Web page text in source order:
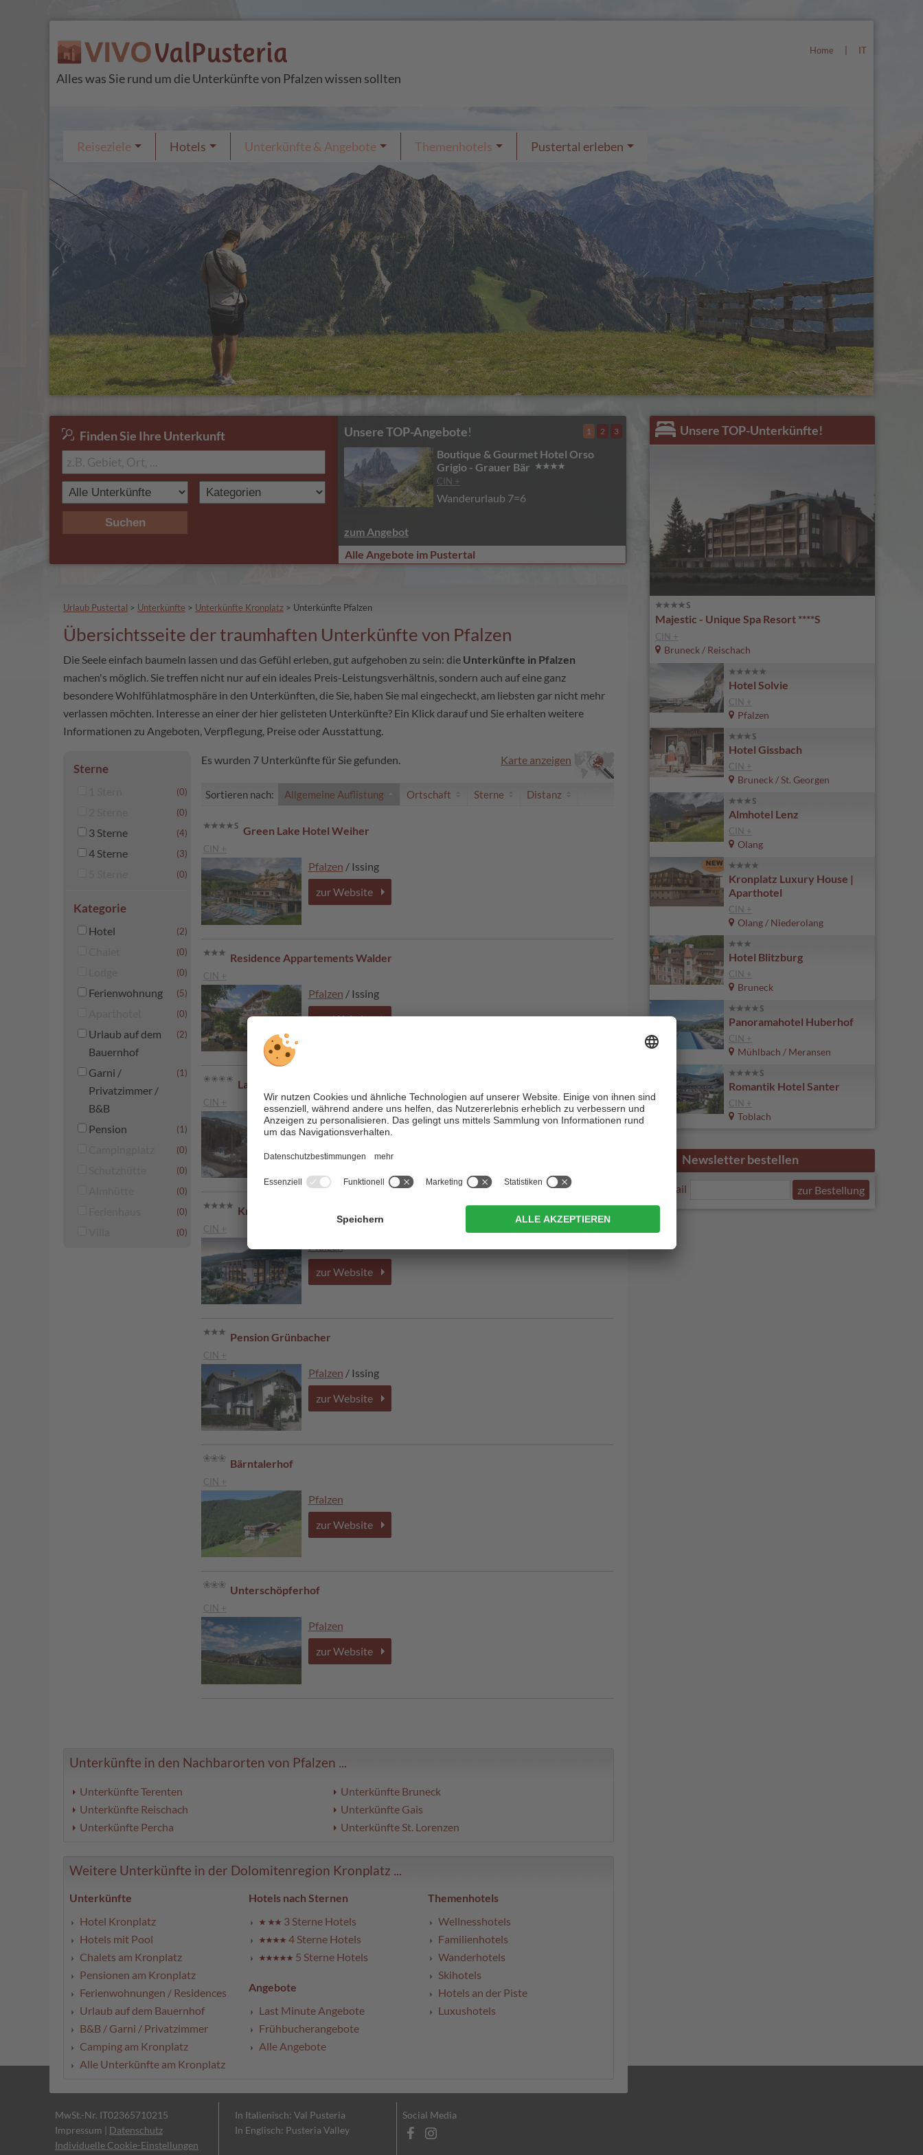
Home IT
Alles was Sie rund um die Unterkünfte von Pfalzen wissen sollten
Finden Sie Ihre Unterkunft
Suchen
Unsere TOP-Angebote!
Boutique & Gourmet Hotel Orso
Grigio - Grauer Bär
CIN +
Wanderurlaub 7=6
zum Angebot
1 2 3
Alle Angebote im Pustertal
Reiseziele Hotels Unterkünfte & Angebote Themenhotels Pustertal erleben
Urlaub Pustertal > Unterkünfte > Unterkünfte Kronplatz > Unterkünfte Pfalzen
Übersichtsseite der traumhaften Unterkünfte von Pfalzen
Die Seele einfach baumeln lassen und das Gefühl erleben, gut aufgehoben zu sein: die Unterkünfte in Pfalzen
machen's möglich. Sie treffen nicht nur auf ein ideales Preis-Leistungsverhältnis, sondern auch auf eine ganz
besondere Wohlfühlatmosphäre in den Unterkünften, die Sie, haben Sie mal eingecheckt, am liebsten gar nicht mehr
verlassen möchten. Interesse an einer der hier gelisteten Unterkünfte? Ein Klick darauf und Sie erhalten weitere
Informationen zu Angeboten, Verpflegung, Preise oder Ausstattung.
Sterne
(0)
(0)
3 Sterne (4)
4 Sterne (3)
(0)
Kategorie
Hotel (2)
(0)
(0)
Ferienwohnung (5)
(0)
Urlaub auf dem
Bauernhof
(2)
Garni /
Privatzimmer /
B&B
(1)
Pension (1)
(0)
(0)
(0)
(0)
(0)
Karte anzeigen
Es wurden 7 Unterkünfte für Sie gefunden.
Sortieren nach: Allgemeine Auflistung Ortschaft Sterne Distanz
Green Lake Hotel Weiher
CIN +
Pfalzen / Issing
zur Website
Residence Appartements Walder
CIN +
Pfalzen / Issing
zur Website
Lantl - Issing
CIN +
Pfalzen/ Issing
Kristall Mountain Hotel
CIN +
Pfalzen
zur Website
Pension Grünbacher
CIN +
Pfalzen / Issing
zur Website
Bärntalerhof
CIN +
Pfalzen
zur Website
Unterschöpferhof
CIN +
Pfalzen
zur Website
Unterkünfte in den Nachbarorten von Pfalzen ...
Unterkünfte Terenten
Unterkünfte Bruneck
Unterkünfte Reischach
Unterkünfte Gais
Unterkünfte Percha
Unterkünfte St. Lorenzen
Weitere Unterkünfte in der Dolomitenregion Kronplatz ...
Unterkünfte
Hotel Kronplatz
Hotels mit Pool
Chalets am Kronplatz
Pensionen am Kronplatz
Ferienwohnungen / Residences
Urlaub auf dem Bauernhof
B&B / Garni / Privatzimmer
Camping am Kronplatz
Alle Unterkünfte am Kronplatz
Hotels nach Sternen
3 Sterne Hotels
4 Sterne Hotels
5 Sterne Hotels
Angebote
Last Minute Angebote
Frühbucherangebote
Alle Angebote
Themenhotels
Wellnesshotels
Familienhotels
Wanderhotels
Skihotels
Hotels an der Piste
Luxushotels
Unsere TOP-Unterkünfte!
Majestic - Unique Spa Resort ****S
CIN +
Bruneck / Reischach
Hotel Solvie
CIN +
Pfalzen
Hotel Gissbach
CIN +
Bruneck / St. Georgen
Almhotel Lenz
CIN +
Olang
Kronplatz Luxury House |
Aparthotel
CIN +
Olang / Niederolang
Hotel Blitzburg
CIN +
Bruneck
Panoramahotel Huberhof
CIN +
Mühlbach / Meransen
Romantik Hotel Santer
CIN +
Toblach
Newsletter bestellen
E-Mail
MwSt.-Nr. IT02365710215
Impressum | Datenschutz
Individuelle Cookie-Einstellungen
In Italienisch: Val Pusteria
In Englisch: Pusteria Valley
Social Media